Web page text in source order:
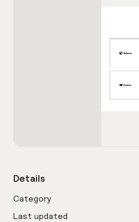
Details
Category
Last updated